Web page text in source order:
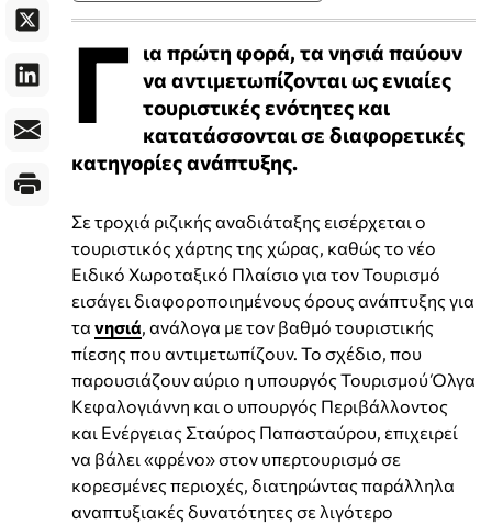
Γ ια πρώτη φορά, τα νησιά παύουν
να αντιμετωπίζονται ως ενιαίες
τουριστικές ενότητες και
κατατάσσονται σε διαφορετικές
κατηγορίες ανάπτυξης.
Σε τροχιά ριζικής αναδιάταξης εισέρχεται ο
τουριστικός χάρτης της χώρας, καθώς το νέο
Ειδικό Χωροταξικό Πλαίσιο για τον Τουρισμό
εισάγει διαφοροποιημένους όρους ανάπτυξης για
τα νησιά , ανάλογα με τον βαθμό τουριστικής
πίεσης που αντιμετωπίζουν. Το σχέδιο, που
παρουσιάζουν αύριο η υπουργός Τουρισμού Όλγα
Κεφαλογιάννη και ο υπουργός Περιβάλλοντος
και Ενέργειας Σταύρος Παπασταύρου, επιχειρεί
να βάλει «φρένο» στον υπερτουρισμό σε
κορεσμένες περιοχές, διατηρώντας παράλληλα
αναπτυξιακές δυνατότητες σε λιγότερο